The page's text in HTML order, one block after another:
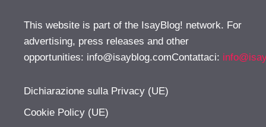
This website is part of the IsayBlog! network. For
advertising, press releases and other
opportunities: info@isayblog.comContattaci:
Dichiarazione sulla Privacy (UE)
Cookie Policy (UE)